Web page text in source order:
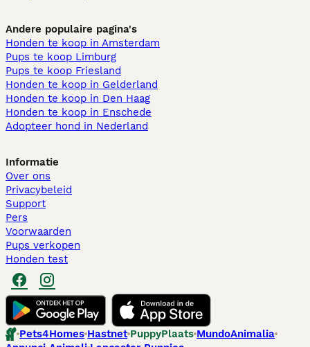
Andere populaire pagina's
Honden te koop in Amsterdam
Pups te koop Limburg​
Pups te koop Friesland​
Honden te koop in Gelderland
Honden te koop in Den Haag
Honden te koop in Enschede
Adopteer hond in Nederland
Informatie
Over ons
Privacybeleid
Support
Pers
Voorwaarden
Pups verkopen
Honden test
Pets4Homes Hastnet PuppyPlaats MundoAnimalia